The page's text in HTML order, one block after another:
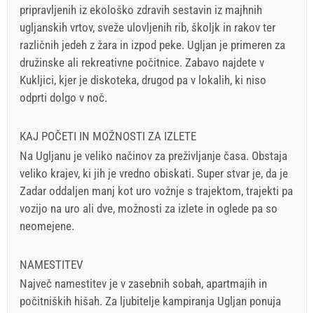
pripravljenih iz ekološko zdravih sestavin iz majhnih
ugljanskih vrtov, sveže ulovljenih rib, školjk in rakov ter
različnih jedeh z žara in izpod peke. Ugljan je primeren za
družinske ali rekreativne počitnice. Zabavo najdete v
Kukljici, kjer je diskoteka, drugod pa v lokalih, ki niso
odprti dolgo v noč.
KAJ POČETI IN MOŽNOSTI ZA IZLETE
Na Ugljanu je veliko načinov za preživljanje časa. Obstaja
veliko krajev, ki jih je vredno obiskati. Super stvar je, da je
Zadar oddaljen manj kot uro vožnje s trajektom, trajekti pa
vozijo na uro ali dve, možnosti za izlete in oglede pa so
neomejene.
NAMESTITEV
Največ namestitev je v zasebnih sobah, apartmajih in
počitniških hišah. Za ljubitelje kampiranja Ugljan ponuja